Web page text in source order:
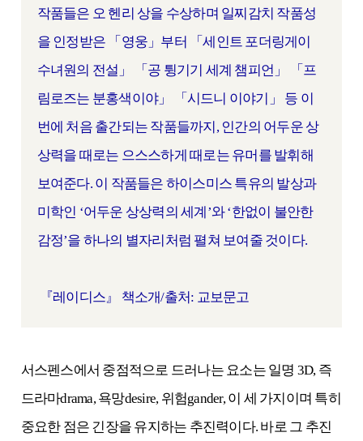
작품들은 오 헨리 상을 수상하며 일찌감치 작품성
을 인정받은 「영웅」부터 「세인트 포더링게이
수녀원의 전설」 「공 튕기기 세계 챔피언」 「프
림로즈는 분홍색이야」 「시드니 이야기」 등 이
번에 처음 출간되는 작품들까지, 인간의 어두운 상
상력을 때로는 으스스하게 때로는 유머를 발휘해
보여준다. 이 작품들은 하이스미스 특유의 발상과
미학인 ‘어두운 상상력의 세계’와 ‘한없이 불안한
감정’을 하나의 별자리처럼 펼쳐 보여줄 것이다.
『레이디스』 책소개/출처: 교보문고
서스펜스에서 중점적으로 드러나는 요소는 일명 3D, 즉
드라마drama, 욕망desire, 위험gander, 이 세 가지이며 특히
중요한 점은 긴장을 유지하는 추진력이다. 바로 그 추진